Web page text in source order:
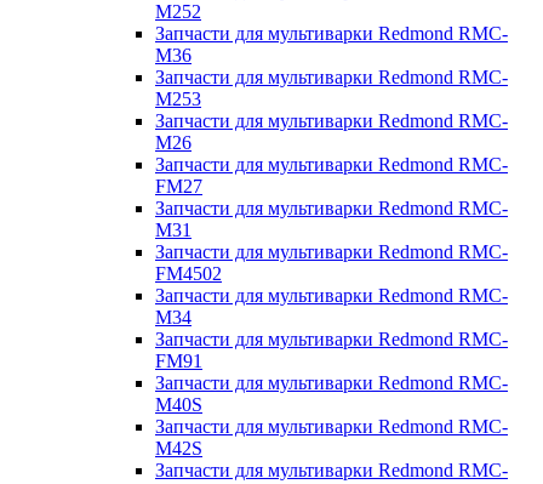
M252
Запчасти для мультиварки Redmond RMC-
M36
Запчасти для мультиварки Redmond RMC-
M253
Запчасти для мультиварки Redmond RMC-
M26
Запчасти для мультиварки Redmond RMC-
FM27
Запчасти для мультиварки Redmond RMC-
M31
Запчасти для мультиварки Redmond RMC-
FM4502
Запчасти для мультиварки Redmond RMC-
M34
Запчасти для мультиварки Redmond RMC-
FM91
Запчасти для мультиварки Redmond RMC-
M40S
Запчасти для мультиварки Redmond RMC-
M42S
Запчасти для мультиварки Redmond RMC-